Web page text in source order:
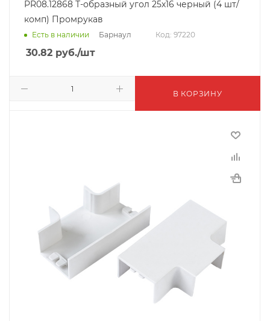
PR08.12868 Т-образный угол 25х16 черный (4 шт/
комп) Промрукав
Есть в наличии Барнаул Код: 97220
30.82 руб./шт
В КОРЗИНУ